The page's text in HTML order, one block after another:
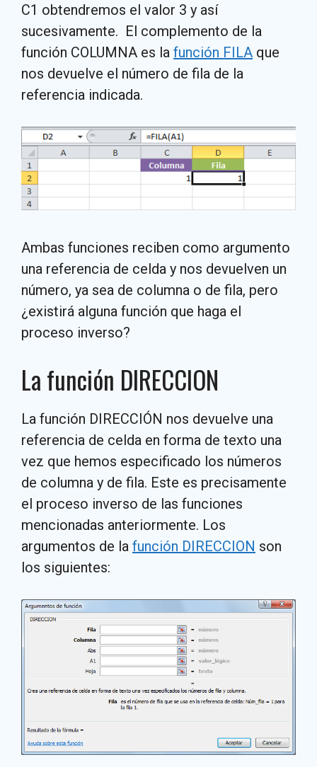
C1 obtendremos el valor 3 y así
sucesivamente. El complemento de la
función COLUMNA es la función FILA que
nos devuelve el número de fila de la
referencia indicada.
Ambas funciones reciben como argumento
una referencia de celda y nos devuelven un
número, ya sea de columna o de fila, pero
¿existirá alguna función que haga el
proceso inverso?
La función DIRECCION
La función DIRECCIÓN nos devuelve una
referencia de celda en forma de texto una
vez que hemos especificado los números
de columna y de fila. Este es precisamente
el proceso inverso de las funciones
mencionadas anteriormente. Los
argumentos de la función DIRECCION son
los siguientes: